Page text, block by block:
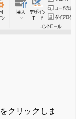
をクリックしま